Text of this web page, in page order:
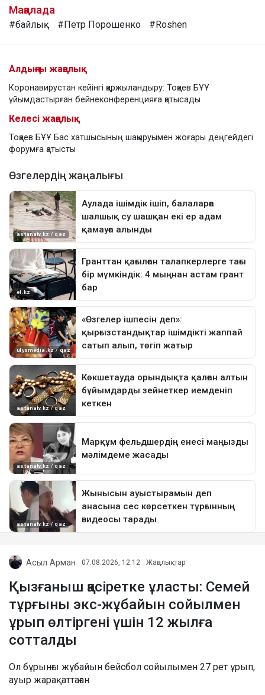
Мақалада
#байлық #Петр Порошенко #Roshen
Алдыңғы жаңалық
Коронавирустан кейінгі қаржыландыру: Тоқаев БҰҰ
ұйымдастырған бейнеконференцияға қатысады
Келесі жаңалық
Тоқаев БҰҰ Бас хатшысының шақыруымен жоғары деңгейдегі
форумға қатысты
Асыл Арман 07.08.2026, 12:12 Жаңалықтар
Қызғаныш қасіретке ұласты: Семей
тұрғыны экс-жұбайын сойылмен
ұрып өлтіргені үшін 12 жылға
сотталды
Ол бұрынғы жұбайын бейсбол сойылымен 27 рет ұрып,
ауыр жарақаттаған